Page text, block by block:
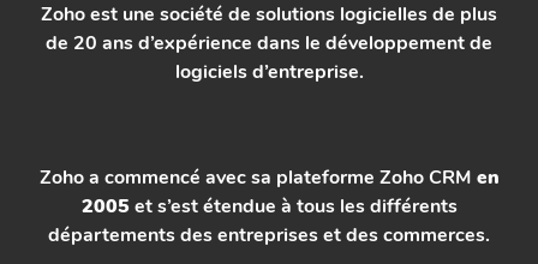
Zoho est une société de solutions logicielles de plus
de 20 ans d’expérience dans le développement de
logiciels d’entreprise.
Zoho a commencé avec sa plateforme Zoho CRMen
2005et s’est étendue à tous les différents
départements des entreprises et des commerces.